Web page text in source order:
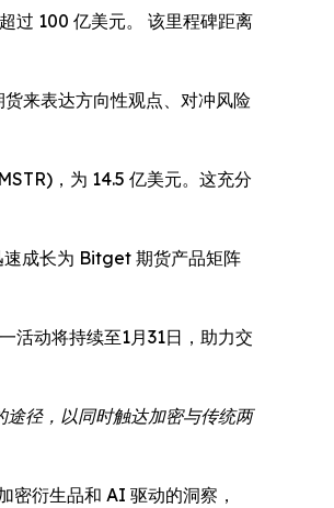
过 100 亿美元。 该里程碑距离
来表达方向性观点、对冲风险
，为 14.5 亿美元。这充分
速成长为 Bitget 期货产品矩阵
活动将持续至1月31日，助力交
径，以同时触达加密与传统两
衍生品和 AI 驱动的洞察，